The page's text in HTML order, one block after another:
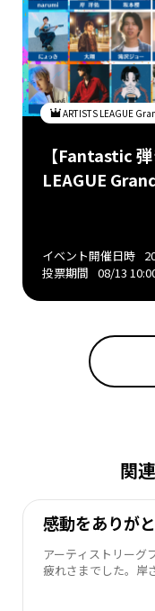
ARTISTS LEAGUE
【Fantastic
LEAGUE
イベント開催日時
投票期間 08/13
関
感動をありが
アーティストリーグ
疲れさまでした。岸